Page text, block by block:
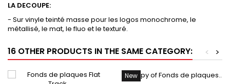
LA DECOUPE:
- Sur vinyle teinté masse pour les logos monochrome, le
métallisé, le mat, le fluo et le texturé.
16 OTHER PRODUCTS IN THE SAME CATEGORY: >
<
New